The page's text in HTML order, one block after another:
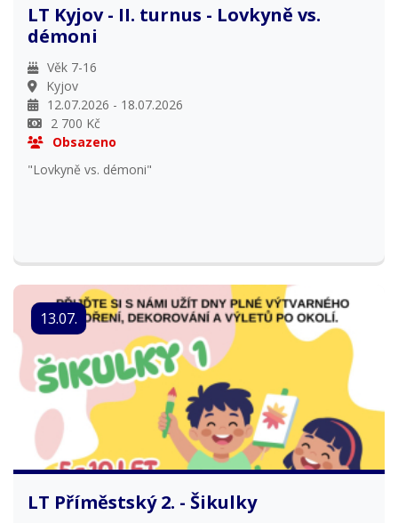
LT Kyjov - II. turnus - Lovkyně vs.
démoni
Věk 7-16
Kyjov
12.07.2026 - 18.07.2026
2 700 Kč
Obsazeno
"Lovkyně vs. démoni"
13.07.
LT Příměstský 2. - Šikulky